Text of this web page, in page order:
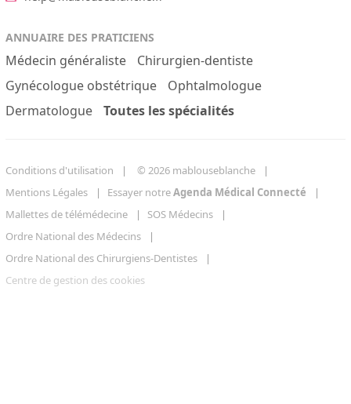
ANNUAIRE DES PRATICIENS
Médecin généraliste
Chirurgien-dentiste
Gynécologue obstétrique
Ophtalmologue
Dermatologue
Toutes les spécialités
Conditions d'utilisation
© 2026 mablouseblanche
Mentions Légales
Essayer notreAgenda Médical Connecté
Mallettes de télémédecine
SOS Médecins
Ordre National des Médecins
Ordre National des Chirurgiens-Dentistes
Centre de gestion des cookies